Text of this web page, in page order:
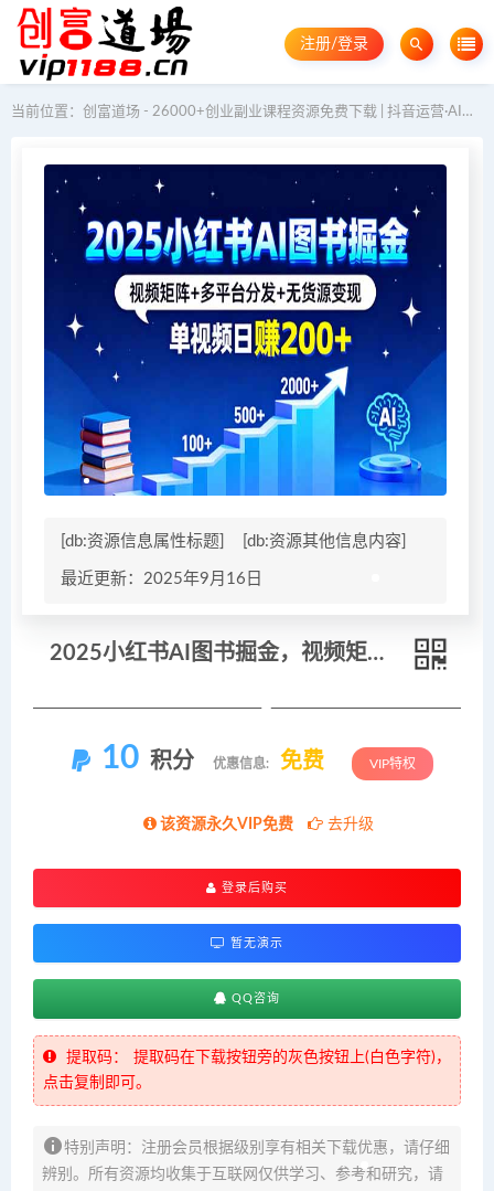
注册/登录
当前位置： 创富道场 - 26000+创业副业课程资源免费下载 | 抖音运营·AI教程·GEO优化
[db:资源信息属性标题] [db:资源其他信息内容]
最近更新：2025年9月16日
2025小红书AI图书掘金，视频矩阵+多平台分发+无货源变现，单视频日赚200+
10 积分 优惠信息: 免费 VIP特权
该资源永久VIP免费 去升级
登录后购买
暂无演示
QQ咨询
提取码：
提取码在下载按钮旁的灰色按钮上(白色字符)，
点击复制即可。
特别声明：注册会员根据级别享有相关下载优惠，请仔细
辨别。所有资源均收集于互联网仅供学习、参考和研究，请